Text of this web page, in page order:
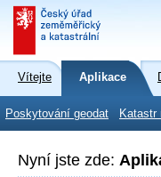
Vítejte Aplikace
Poskytování geodat Katastr
Nyní jste zde: